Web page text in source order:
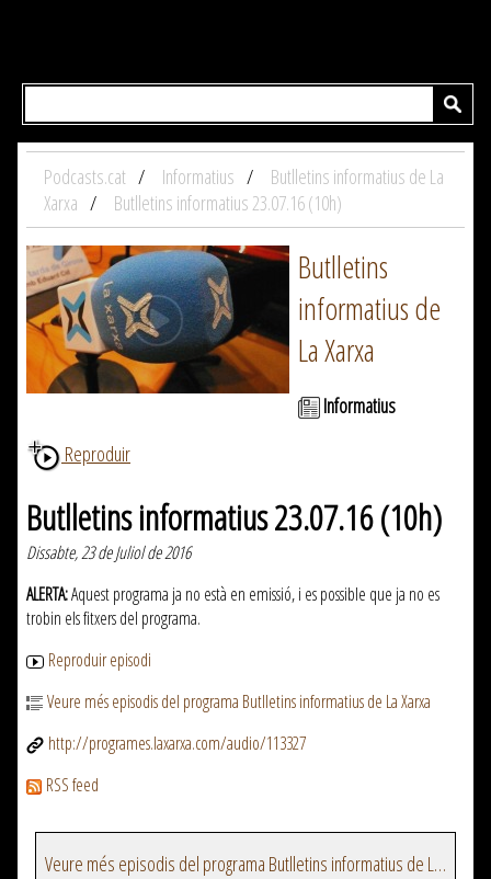
Podcasts.cat Informatius
Butlletins informatius de La
Xarxa
Butlletins informatius 23.07.16 (10h)
Butlletins
informatius de
La Xarxa
Informatius
Reproduir
Butlletins informatius 23.07.16 (10h)
Dissabte, 23 de Juliol de 2016
ALERTA:Aquest programa ja no està en emissió, i es possible que ja no es
trobin els fitxers del programa.
Reproduir episodi
Veure més episodis del programa Butlletins informatius de La Xarxa
http://programes.laxarxa.com/audio/113327
RSS feed
Veure més episodis del programa Butlletins informatius de La Xarxa